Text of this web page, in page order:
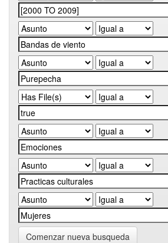
Comenzar nueva busqueda